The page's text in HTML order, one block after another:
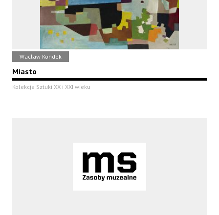
Wacław Kondek
Miasto
Kolekcja Sztuki XX i XXI wieku